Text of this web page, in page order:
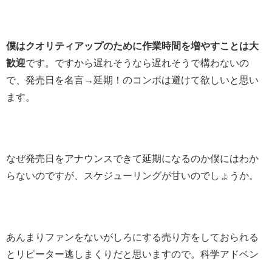
僕はクオリティアップのために作業時間を増やすことは大
歓迎です。ですから遅れそうなら遅れそうで構わないの
で、発売日を名言→延期！のコンボは避けて欲しいと思い
ます。
なぜ発売日をアナウンスできて延期になるのか僕にはわか
らないのですが、スケジューリングが甘いのでしょうか。
あんまりファンをないがしろにする売り方をしておられる
とリピーター逃しまくりだと思いますので。科学アドベン